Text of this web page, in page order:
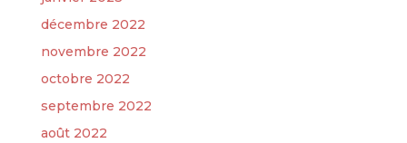
décembre 2022
novembre 2022
octobre 2022
septembre 2022
août 2022